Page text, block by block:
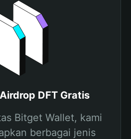
DFT Gratis
Bitget Wallet, kami
berbagai jenis